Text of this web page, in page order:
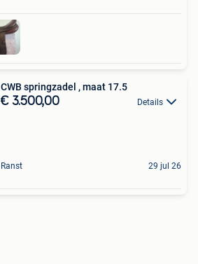
CWB springzadel , maat 17.5
€ 3.500,00 Details
Ranst 29 jul 26